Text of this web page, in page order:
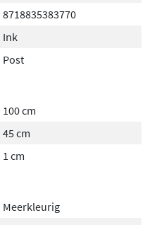
8718835383770
Ink
Post
100 cm
45 cm
1 cm
Meerkleurig